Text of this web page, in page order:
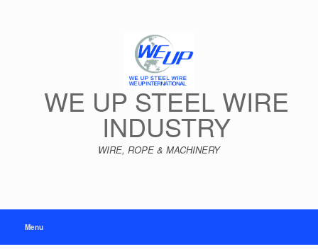
WE UP STEEL WIRE
INDUSTRY
WIRE, ROPE & MACHINERY
Menu